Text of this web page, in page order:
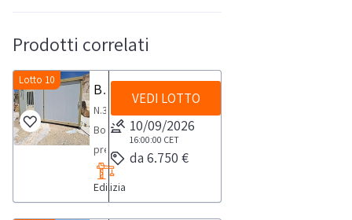
Prodotti correlati
Lotto 10
Box prefabbricati
N.3
Box
prefabbricatiNOTE
PER
RITIRO:-
Edilizia
VEDI LOTTO
10/09/2026
16:00:00 CET
da 6.750 €